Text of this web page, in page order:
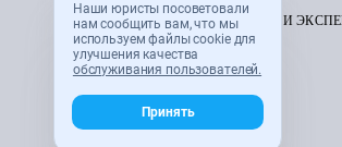
Наши юристы посоветовали
нам сообщить вам, что мы
используем файлы cookie для
улучшения качества
обслуживания пользователей.
Принять
© 1995 - 2026 «ЦЕНТР АТТЕСТАЦИИ И
CENTRATTEK.RU